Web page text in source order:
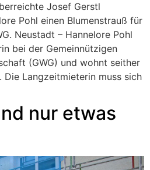
Josef Gerstl
Pohl einen Blumenstrauß für
Neustadt – Hannelore Pohl
bei der Gemeinnützigen
(GWG) und wohnt seither
Die Langzeitmieterin muss sich
nur etwas